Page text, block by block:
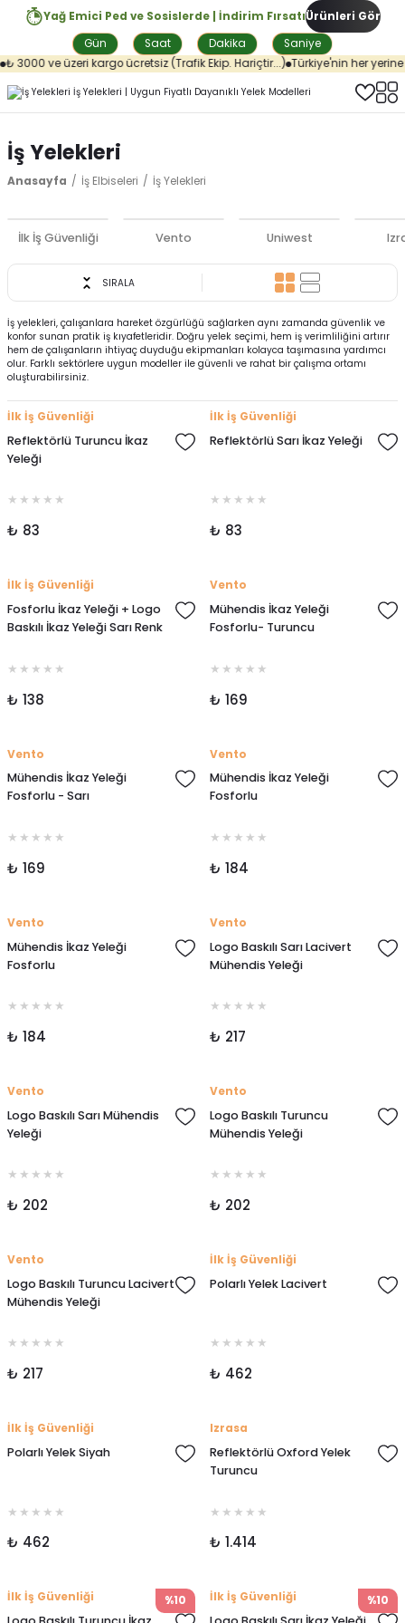
Yağ Emici Ped ve Sosislerde | İndirim Fırsatı
Gün
Saat Dakika Saniye
Ürünleri Gör
ve üzeri kargo ücretsiz (Trafik Ekip. Hariçtir...) Türkiye'nin her yerine
İş Yelekleri
Anasayfa İş Elbiseleri İş Yelekleri
İlk İş Güvenliği Vento Uniwest
SIRALA
İş yelekleri, çalışanlara hareket özgürlüğü sağlarken aynı zamanda güvenlik ve
konfor sunan pratik iş kıyafetleridir. Doğru yelek seçimi, hem iş verimliliğini artırır
hem de çalışanların ihtiyaç duyduğu ekipmanları kolayca taşımasına yardımcı
olur. Farklı sektörlere uygun modeller ile güvenli ve rahat bir çalışma ortamı
oluşturabilirsiniz.
İlk İş Güvenliği
Reflektörlü Turuncu İkaz
Yeleği
₺ 83
İlk İş Güvenliği
Reflektörlü Sarı İkaz Yeleği
₺ 83
İlk İş Güvenliği
Fosforlu İkaz Yeleği + Logo
Baskılı İkaz Yeleği Sarı Renk
₺ 138
Vento
Mühendis İkaz Yeleği
Fosforlu- Turuncu
₺ 169
Vento
Mühendis İkaz Yeleği
Fosforlu - Sarı
₺ 169
Vento
Mühendis İkaz Yeleği
Fosforlu
₺ 184
Vento
Mühendis İkaz Yeleği
Fosforlu
₺ 184
Vento
Logo Baskılı Sarı Lacivert
Mühendis Yeleği
₺ 217
Vento
Logo Baskılı Sarı Mühendis
Yeleği
₺ 202
Vento
Logo Baskılı Turuncu
Mühendis Yeleği
₺ 202
Vento
Logo Baskılı Turuncu Lacivert
Mühendis Yeleği
₺ 217
İlk İş Güvenliği
Polarlı Yelek Lacivert
₺ 462
İlk İş Güvenliği
Polarlı Yelek Siyah
₺ 462
Izrasa
Reflektörlü Oxford Yelek
Turuncu
₺ 1.414
%10
İlk İş Güvenliği %10
İlk İş Güvenliği